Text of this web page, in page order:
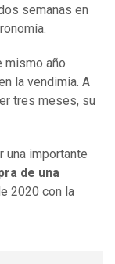
semanas en
mismo año
la vendimia. A
tres meses, su
una importante
de una
2020 con la